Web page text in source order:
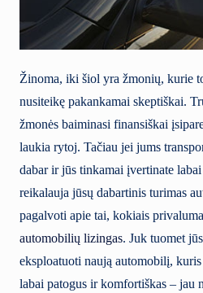
Žinoma, iki šiol yra žmonių, kurie
nusiteikę pakankamai skeptiškai.
žmonės baiminasi finansiškai
laukia rytoj. Tačiau jei jums
dabar ir jūs tinkamai įvertinate
reikalauja jūsų dabartinis turimas
pagalvoti apie tai, kokiais
automobilių lizingas. Juk tuomet
eksploatuoti naują automobilį,
labai patogus ir komfortiškas – jau